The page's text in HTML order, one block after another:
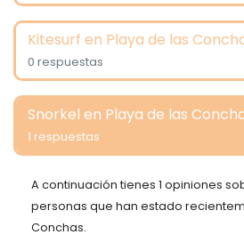
Kitesurf en Playa de las
0 respuestas
Snorkel en Playa de las
1 respuestas
A continuación tienes 1 opiniones
personas que han estado
Conchas.